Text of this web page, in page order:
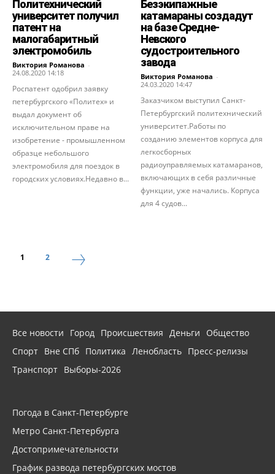
Политехнический
университет получил
патент на
малогабаритный
электромобиль
Виктория Романова -
24.08.2020 14:18
Роспатент одобрил заявку
петербургского «Политех» и
выдал документ об
исключительном праве на
изобретение - промышленном
образце небольшого
электромобиля для поездок в
городских условиях.Недавно в...
Безэкипажные
катамараны создадут
на базе Средне-
Невского
судостроительного
завода
Виктория Романова -
24.03.2020 14:47
Заказчиком выступил Санкт-
Петербургский политехнический
университет.Работы по
созданию элементов корпуса для
легкосборных
радиоуправляемых катамаранов,
включающих в себя различные
функции, уже начались. Корпуса
для 4 судов...
1 2
Все новости Город Происшествия Деньги
Общество
Спорт Вне СПб Политика Ленобласть Пресс-релизы
Транспорт Выборы-2026
Погода в Санкт-Петербурге
Метро Санкт-Петербурга
Достопримечательности
График развода петербургских мостов